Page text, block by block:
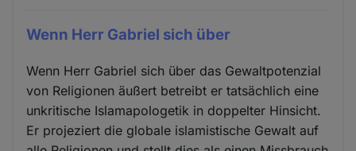
Wenn Herr Gabriel sich über
Wenn Herr Gabriel sich über das Gewaltpotenzial
von Religionen äußert betreibt er tatsächlich eine
unkritische Islamapologetik in doppelter Hinsicht.
Er projeziert die globale islamistische Gewalt auf